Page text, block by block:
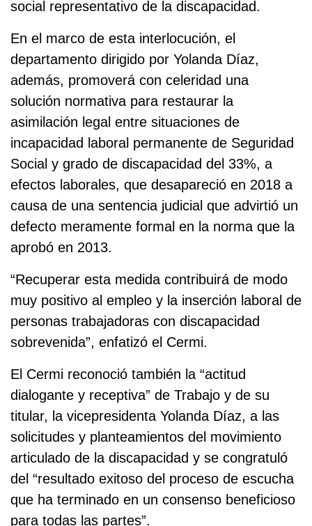
social representativo de la discapacidad.
En el marco de esta interlocución, el
departamento dirigido por Yolanda Díaz,
además, promoverá con celeridad una
solución normativa para restaurar la
asimilación legal entre situaciones de
incapacidad laboral permanente de Seguridad
Social y grado de discapacidad del 33%, a
efectos laborales, que desapareció en 2018 a
causa de una sentencia judicial que advirtió un
defecto meramente formal en la norma que la
aprobó en 2013.
“Recuperar esta medida contribuirá de modo
muy positivo al empleo y la inserción laboral de
personas trabajadoras con discapacidad
sobrevenida”, enfatizó el Cermi.
El Cermi reconoció también la “actitud
dialogante y receptiva” de Trabajo y de su
titular, la vicepresidenta Yolanda Díaz, a las
solicitudes y planteamientos del movimiento
articulado de la discapacidad y se congratuló
del “resultado exitoso del proceso de escucha
que ha terminado en un consenso beneficioso
para todas las partes”.